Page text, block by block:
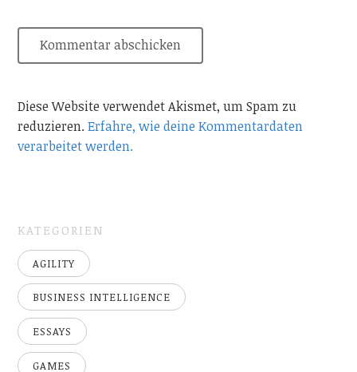
Diese Website verwendet Akismet, um Spam zu
reduzieren.Erfahre, wie deine Kommentardaten
verarbeitet werden.
KATEGORIEN
AGILITY
BUSINESS INTELLIGENCE
ESSAYS
GAMES